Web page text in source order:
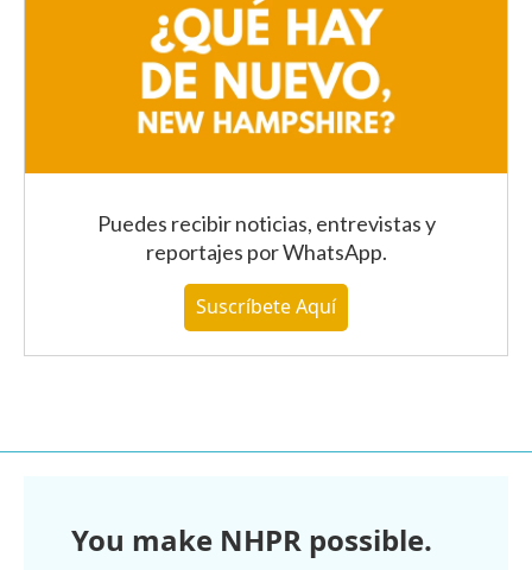
Puedes recibir noticias, entrevistas y
reportajes por WhatsApp.
Suscríbete Aquí
You make NHPR possible.